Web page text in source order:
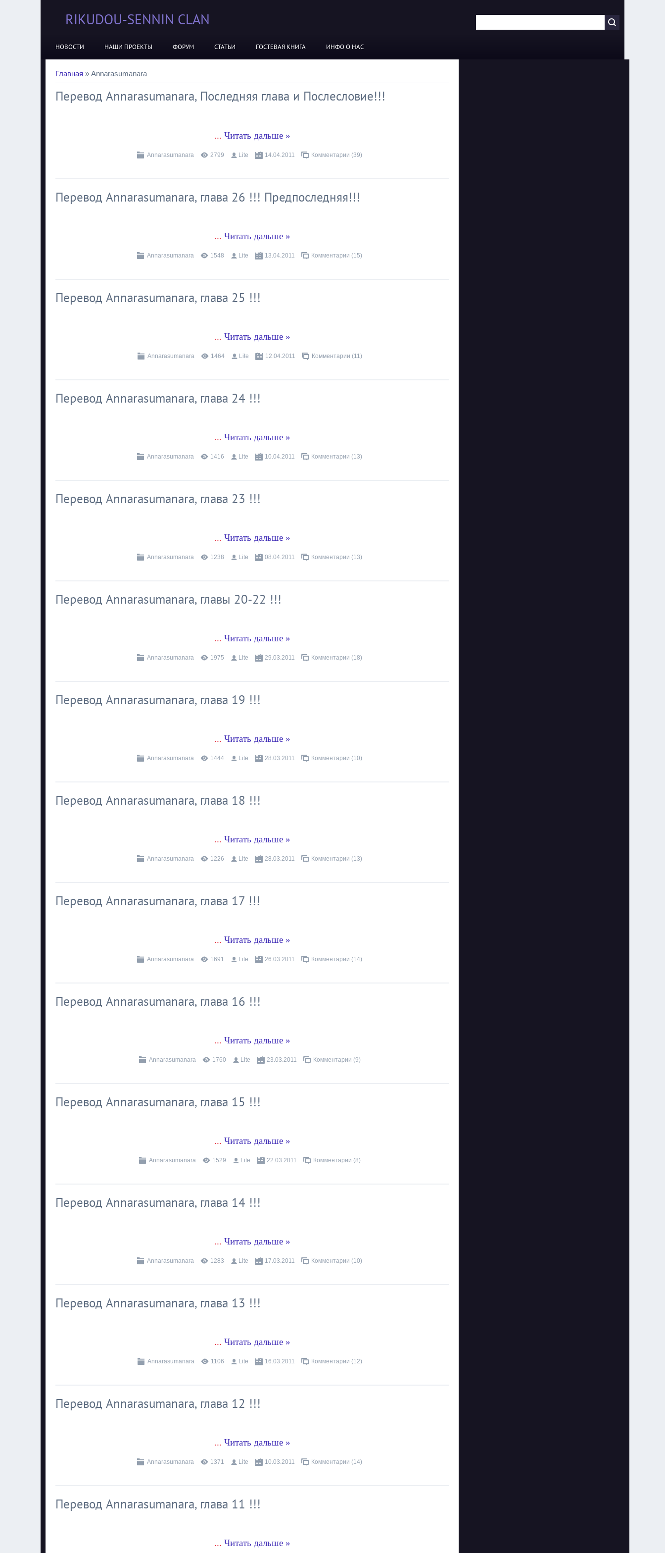
RIKUDOU-SENNIN CLAN
НОВОСТИ НАШИ ПРОЕКТЫ ФОРУМ СТАТЬИ ГОСТЕВАЯ КНИГА ИНФО О НАС
Главная » Annarasumanara
Перевод Annarasumanara, Последняя глава и Послесловие!!!
... Читать дальше »
Annarasumanara 2799 Lite 14.04.2011 Комментарии (39)
Перевод Annarasumanara, глава 26 !!! Предпоследняя!!!
... Читать дальше »
Annarasumanara 1548 Lite 13.04.2011 Комментарии (15)
Перевод Annarasumanara, глава 25 !!!
... Читать дальше »
Annarasumanara 1464 Lite 12.04.2011 Комментарии (11)
Перевод Annarasumanara, глава 24 !!!
... Читать дальше »
Annarasumanara 1416 Lite 10.04.2011 Комментарии (13)
Перевод Annarasumanara, глава 23 !!!
... Читать дальше »
Annarasumanara 1238 Lite 08.04.2011 Комментарии (13)
Перевод Annarasumanara, главы 20-22 !!!
... Читать дальше »
Annarasumanara 1975 Lite 29.03.2011 Комментарии (18)
Перевод Annarasumanara, глава 19 !!!
... Читать дальше »
Annarasumanara 1444 Lite 28.03.2011 Комментарии (10)
Перевод Annarasumanara, глава 18 !!!
... Читать дальше »
Annarasumanara 1226 Lite 28.03.2011 Комментарии (13)
Перевод Annarasumanara, глава 17 !!!
... Читать дальше »
Annarasumanara 1691 Lite 26.03.2011 Комментарии (14)
Перевод Annarasumanara, глава 16 !!!
... Читать дальше »
Annarasumanara 1760 Lite 23.03.2011 Комментарии (9)
Перевод Annarasumanara, глава 15 !!!
... Читать дальше »
Annarasumanara 1529 Lite 22.03.2011 Комментарии (8)
Перевод Annarasumanara, глава 14 !!!
... Читать дальше »
Annarasumanara 1283 Lite 17.03.2011 Комментарии (10)
Перевод Annarasumanara, глава 13 !!!
... Читать дальше »
Annarasumanara 1106 Lite 16.03.2011 Комментарии (12)
Перевод Annarasumanara, глава 12 !!!
... Читать дальше »
Annarasumanara 1371 Lite 10.03.2011 Комментарии (14)
Перевод Annarasumanara, глава 11 !!!
... Читать дальше »